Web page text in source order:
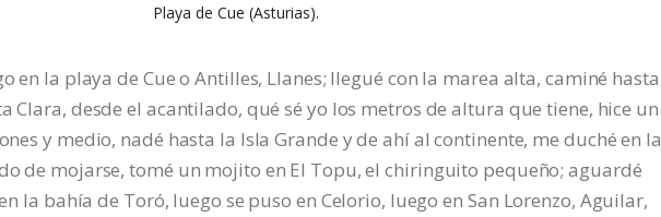
Playa de Cue (Asturias).
en la playa de Cue o Antilles, Llanes; llegué con la marea alta, caminé hasta
Clara, desde el acantilado, qué sé yo los metros de altura que tiene, hice un
y medio, nadé hasta la Isla Grande y de ahí al continente, me duché en la
de mojarse, tomé un mojito en El Topu, el chiringuito pequeño; aguardé
la bahía de Toró, luego se puso en Celorio, luego en San Lorenzo, Aguilar,